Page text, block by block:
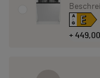
+
A
↑
G E